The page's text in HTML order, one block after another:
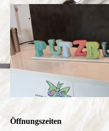
Öffnungszeiten